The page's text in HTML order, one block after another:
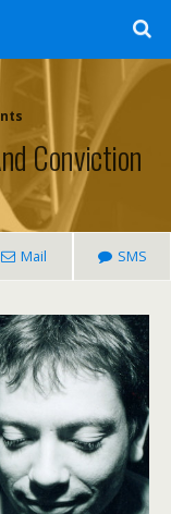
Conviction
Mail SMS